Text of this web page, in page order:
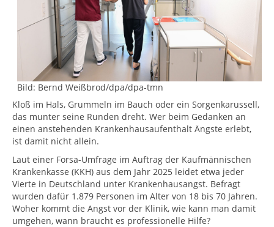
Bild: Bernd Weißbrod/dpa/dpa-tmn
Kloß im Hals, Grummeln im Bauch oder ein Sorgenkarussell,
das munter seine Runden dreht. Wer beim Gedanken an
einen anstehenden Krankenhausaufenthalt Ängste erlebt,
ist damit nicht allein.
Laut einer Forsa-Umfrage im Auftrag der Kaufmännischen
Krankenkasse (KKH) aus dem Jahr 2025 leidet etwa jeder
Vierte in Deutschland unter Krankenhausangst. Befragt
wurden dafür 1.879 Personen im Alter von 18 bis 70 Jahren.
Woher kommt die Angst vor der Klinik, wie kann man damit
umgehen, wann braucht es professionelle Hilfe?